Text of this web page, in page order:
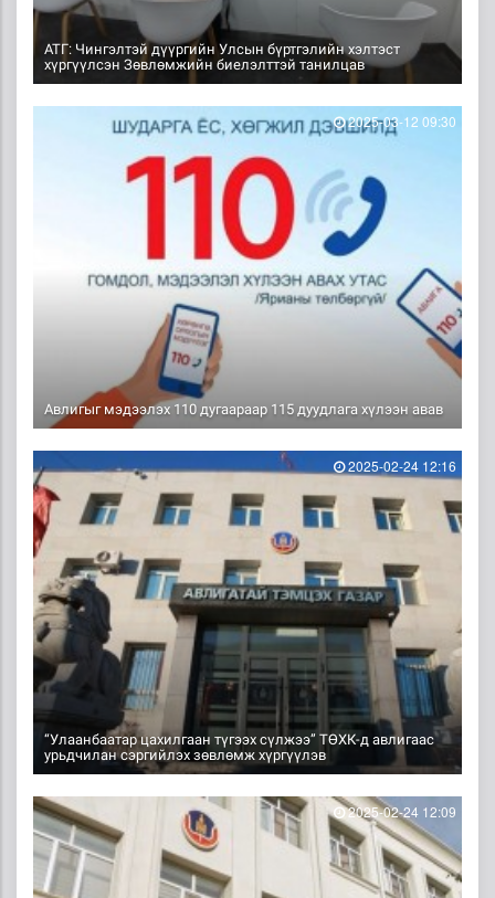
АТГ: Чингэлтэй дүүргийн Улсын бүртгэлийн хэлтэст
хүргүүлсэн Зөвлөмжийн биелэлттэй танилцав
Авлигыг мэдээлэх 110 дугаараар 115 дуудлага хүлээн авав
2025-03-12 09:30
“Улаанбаатар цахилгаан түгээх сүлжээ” ТӨХК-д авлигаас
урьдчилан сэргийлэх зөвлөмж хүргүүлэв
2025-02-24 12:16
2025-02-24 12:09